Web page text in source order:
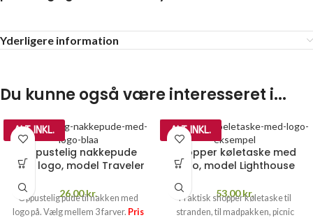
Yderligere information
Du kunne også være interesseret i...
ALT INKL.
Oppustelig nakkepude
med logo, model Traveler
26,00kr.
Oppustelig pude til nakken med
logo på. Vælg mellem 3 farver. Pris
ALT INKL.
Shopper køletaske med
logo, model Lighthouse
53,00kr.
Praktisk shopper køletaske til
stranden, til madpakken, picnic